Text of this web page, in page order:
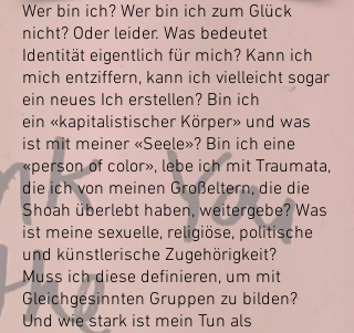
Wer bin ich? Wer bin ich zum Glück
nicht? Oder leider. Was bedeutet
Identität eigentlich für mich? Kann ich
mich entziffern, kann ich vielleicht sogar
ein neues Ich erstellen? Bin ich
ein «kapitalistischer Körper» und was
ist mit meiner «Seele»? Bin ich eine
«person of color», lebe ich mit Traumata,
die ich von meinen Großeltern, die die
Shoah überlebt haben,weitergebe? Was
ist meine sexuelle, religiöse, politische
und künstlerische Zugehörigkeit?
Muss ich diese definieren, um mit
Gleichgesinnten Gruppen zu bilden?
Und wie stark ist mein Tun als